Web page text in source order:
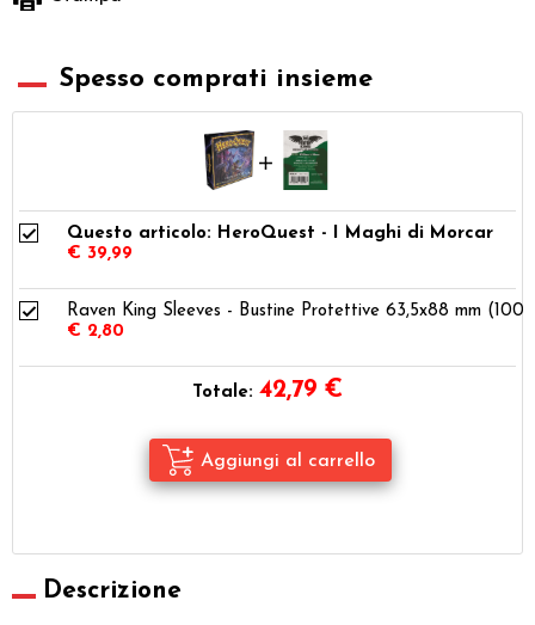
Spesso comprati insieme
Questo articolo: HeroQuest - I Maghi di Morcar
€ 39,99
Raven King Sleeves - Bustine Protettive 63,5x88 mm (100)
€ 2,80
Totale: 42,79 €
Descrizione